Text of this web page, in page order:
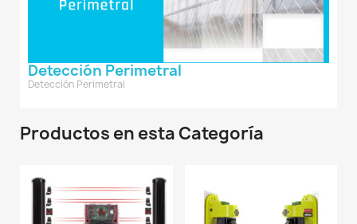
Detección Perimetral
Detección Perimetral
Productos en esta Categoría